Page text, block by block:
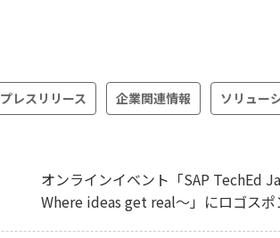
プレスリリース 企業関連情報 ソリュー
オンラインイベント「SAP TechEd
Where ideas get real～」にロゴス